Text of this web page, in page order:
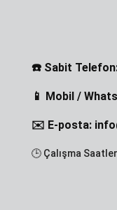
☎️ Sabit
📱 Mobil /
✉️ E-posta:
🕒 Çalışma